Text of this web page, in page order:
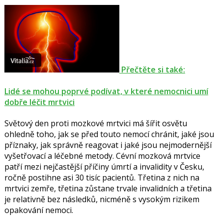
Přečtěte si také:
Lidé se mohou poprvé podívat, v které nemocnici umí
dobře léčit mrtvici
Světový den proti mozkové mrtvici má šířit osvětu
ohledně toho, jak se před touto nemocí chránit, jaké jsou
příznaky, jak správně reagovat i jaké jsou nejmodernější
vyšetřovací a léčebné metody. Cévní mozková mrtvice
patří mezi nejčastější příčiny úmrtí a invalidity v Česku,
ročně postihne asi 30 tisíc pacientů. Třetina z nich na
mrtvici zemře, třetina zůstane trvale invalidních a třetina
je relativně bez následků, nicméně s vysokým rizikem
opakování nemoci.